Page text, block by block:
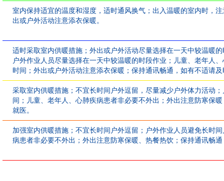
室内保持适宜的温度和湿度，适时通风换气；出入温暖的室内时，
出或户外活动注意添衣保暖。
适时采取室内供暖措施；外出或户外活动尽量选择在一天中较温暖
户外作业人员尽量选择在一天中较温暖的时段作业；儿童、老年人
时间；外出或户外活动注意添衣保暖；保持通讯畅通，如有不适请
采取室内供暖措施；不宜长时间户外逗留，尽量减少户外体力活动
间；儿童、老年人、心肺疾病患者非必要不外出；外出注意防寒保
就医。
加强室内供暖措施；不宜长时间户外逗留；户外作业人员避免长时
病患者非必要不外出；外出注意防寒保暖、热餐热饮；保持通讯畅